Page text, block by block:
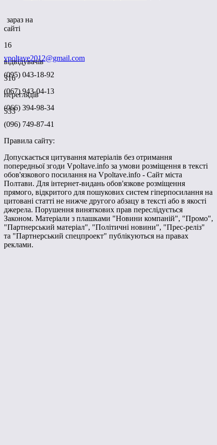
зараз на
сайті
16
відвідувачів
316
переглядів
533
vpoltave2012@gmail.com
(095) 043-18-92
(067) 943-04-13
(066) 394-98-34
(096) 749-87-41
Правила сайту:
Допускається цитування матеріалів без отримання
попередньої згоди Vpoltave.info за умови розміщення в тексті
обов'язкового посилання на Vpoltave.info - Сайт міста
Полтави. Для інтернет-видань обов'язкове розміщення
прямого, відкритого для пошукових систем гіперпосилання на
цитовані статті не нижче другого абзацу в тексті або в якості
джерела. Порушення виняткових прав переслідується
Законом. Матеріали з плашками "Новини компаній", "Промо",
"Партнерський матеріал", "Політичні новини", "Прес-реліз"
та "Партнерський спецпроект" публікуються на правах
реклами.